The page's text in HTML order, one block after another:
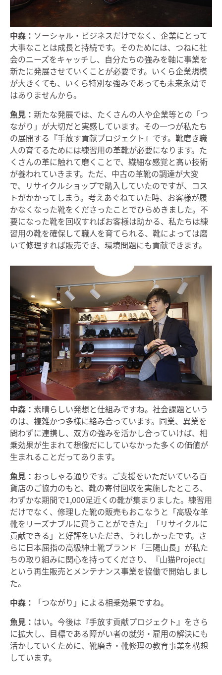
中森： ソーシャル・ビジネスだけでなく、企業にとって
大事なことは成長と持続です。そのためには、つねに社
会のニーズをキャッチし、自分たちの強みを軸に事業を
新たに発展させていくことが必要です。いくら企業規模
が大きくても、いくら特別な強みであっても未来永劫で
はありませんから。
魚見： 新たな発展では、たくさんの人や企業等との「つ
ながり」が大切だと実感しています。その一つが私たち
の展開する『手放す貢献プロジェクト』です。靴磨き職
人の育てるためには練習用の革靴が必要になります。た
くさんの革に触れて磨くことで、繊細な感覚と高い技術
が養われていきます。ただ、中古の革靴の調達が大変
で、リサイクルショップで購入していたのですが、コス
トがかかってしまう。考えあぐねていた時、お客様が履
かなくなった靴をくださったことでひらめきました。不
要になった靴を回収すればお客様は助かる、私たちは練
習用の靴を確保して職人を育てられる、靴によっては磨
いて修理すれば販売でき、環境問題にも貢献できます。
中森： 素晴らしい発想と仕組みですね。社会課題という
のは、複雑かつ多様に絡み合っています。同業、異業を
問わずに連携し、双方の強みを活かし合っていけば、相
乗効果が生まれて想像だにしていなかった多くの価値が
生まれることだってあります。
魚見： おっしゃる通りです。ご支援をいただいている百
貨店のご協力のもと、靴の寄付回収を実施したところ、
わずかな期間で1,000足近くの靴が集まりました。練習用
だけでなく、修理した靴の販売もおこなうと「高級な革
靴をリーズナブルに買うことができた」「リサイクルに
貢献できる」と好評をいただき、うれしかったです。さ
らに日本屈指の高級紳士靴ブランド「三陽山長」が私た
ちの取り組みに関心を持ってくださり、『山猫Project』
という再生販売とメンテナンス事業を協働で開始しまし
た。
中森：
「つながり」による相乗効果ですね。
魚見： はい。今後は『手放す貢献プロジェクト』をさら
に拡大し、目標である障がい者の就労・雇用の解決にも
活かしていくために、靴磨き・靴修理の教育事業を構想
しています。